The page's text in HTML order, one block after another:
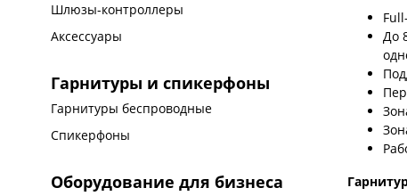
Шлюзы-контроллеры
Аксессуары
Гарнитуры и спикерфоны
Гарнитуры беспроводные
Спикерфоны
Оборудование для бизнеса
До